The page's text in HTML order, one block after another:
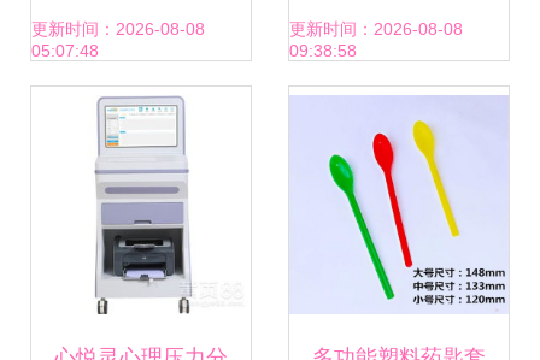
学器材中的应用
更新时间：2026-08-08
05:07:48
解析 来自教育装备
网第47页的洞察
更新时间：2026-08-08
09:38:58